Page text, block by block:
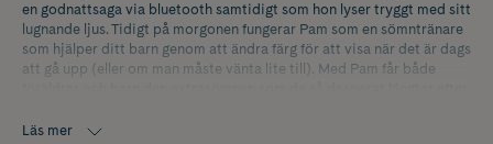
en godnattsaga via bluetooth samtidigt som hon lyser tryggt med sitt
lugnande ljus. Tidigt på morgonen fungerar Pam som en sömntränare
som hjälper ditt barn genom att ändra färg för att visa när det är dags
att gå upp (eller om man måste vänta lite till). Med Pam får både
Pam erbjuder 5 olika färger på nattljuset, välj mellan rosa, vit, blå, röd
Läs mer